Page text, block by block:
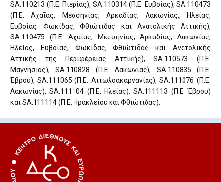
SA.110213 (Π.Ε. Πιερίας), SA.110314 (Π.Ε. Ευβοίας), SA.110473
(Π.Ε. Αχαΐας, Μεσσηνίας, Αρκαδίας, Λακωνίας,, Ηλείας,
Ευβοίας, Φωκίδας, Φθιώτιδας και Ανατολικής Αττικής),
SA.110475 (Π.Ε. Αχαΐας, Μεσσηνίας, Αρκαδίας, Λακωνίας,
Ηλείας, Ευβοίας, Φωκίδας, Φθιώτιδας και Ανατολικής
Αττικής της Περιφέρειας Αττικής), SA.110573 (Π.Ε.
Μαγνησίας), SA.110828 (Π.Ε. Λακωνίας), SA.110835 (Π.Ε.
Έβρου), SA.111065 (Π.Ε. Αιτωλοακαρνανίας), SA.111076 (Π.Ε.
Λακωνίας), SA.111104 (Π.Ε. Ηλείας), SA.111113 (Π.Ε. Έβρου)
και SA.111114 (Π.Ε. Ηρακλείου και Φθιώτιδας).